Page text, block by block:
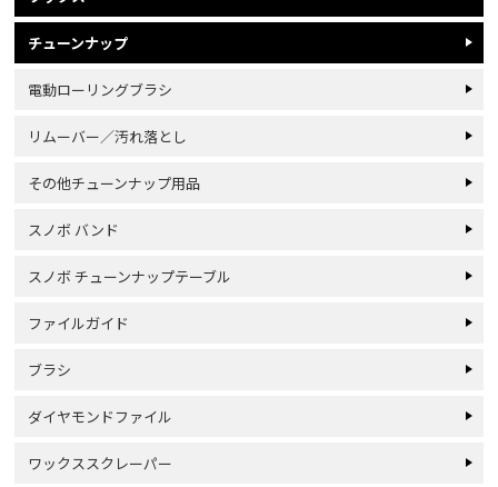
チューンナップ
電動ローリングブラシ
リムーバー／汚れ落とし
その他チューンナップ用品
スノボ バンド
スノボ チューンナップテーブル
ファイルガイド
ブラシ
ダイヤモンドファイル
ワックススクレーパー